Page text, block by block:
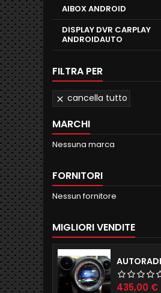
AIBOX ANDROID
DISPLAY DVR CARPLAY
ANDROIDAUTO
FILTRA PER
 cancella tutto
MARCHI
Nessuna marca
FORNITORI
Nessun fornitore
MIGLIORI VENDITE
Prezzo
435,00 €